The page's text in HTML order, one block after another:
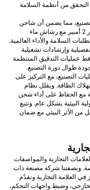
من أنظمة السلامة
مما يضمن أن شاحن
البطارية بقدرة خرج 20 واط وبجهد 12 فولت وتيار 2 أمبير مع رشاش ماء
السلامة والأداء العالمية.
وإرشادات تشغيلية
عمليات التدقيق المنتظمة
طوال دورة التصنيع.
التصنيع، مع التركيز على
الطاقة. ويقلل نظام
مع الحفاظ على أداء شحن
البيئية بشكل عام. وتتبع
من الأثر البيئي مع ضمان
التجارية والمواصفات
وبصفتنا شركة مصنعة ذات
العلامة التجارية ونقدّم
وضبط واجهات التحكم،